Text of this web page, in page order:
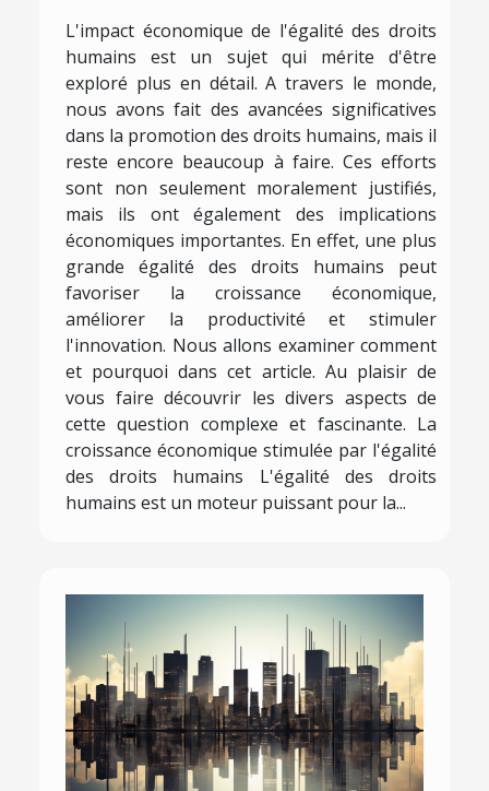
L'impact économique de l'égalité des droits
humains est un sujet qui mérite d'être
exploré plus en détail. A travers le monde,
nous avons fait des avancées significatives
dans la promotion des droits humains, mais il
reste encore beaucoup à faire. Ces efforts
sont non seulement moralement justifiés,
mais ils ont également des implications
économiques importantes. En effet, une plus
grande égalité des droits humains peut
favoriser la croissance économique,
améliorer la productivité et stimuler
l'innovation. Nous allons examiner comment
et pourquoi dans cet article. Au plaisir de
vous faire découvrir les divers aspects de
cette question complexe et fascinante. La
croissance économique stimulée par l'égalité
des droits humains L'égalité des droits
humains est un moteur puissant pour la...